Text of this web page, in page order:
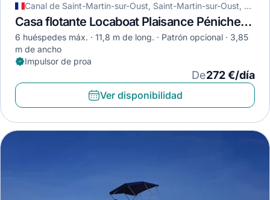
Canal de Saint-Martin-sur-Oust, Saint-Martin-sur-Oust, Francia
Casa flotante Locaboat Plaisance Pénichette 1180 · 2008
6 huéspedes máx. 11,8 m de long. Patrón opcional
3,85
m de ancho
Impulsor de proa
De272 €/día
Ver disponibilidad